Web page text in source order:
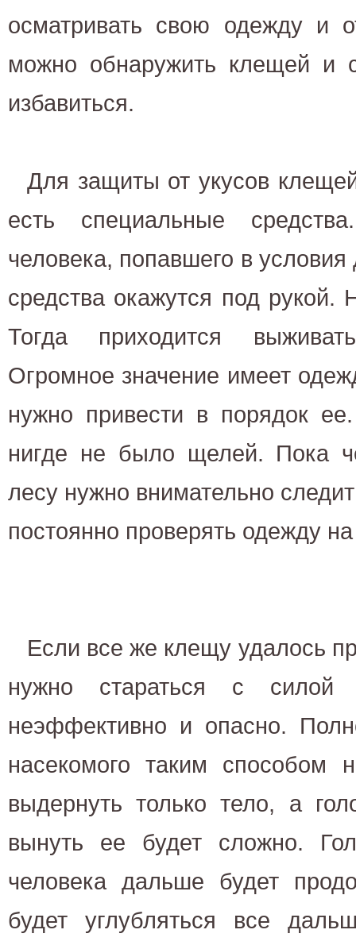
осматривать свою одежду и
можно обнаружить клещей и
избавиться.
Для защиты от укусов
есть специальные
человека, попавшего в
средства окажутся под рукой.
Тогда приходится
Огромное значение имеет
нужно привести в порядок
нигде не было щелей. Пока
лесу нужно внимательно
постоянно проверять одежду
Если все же клещу удалось
нужно стараться с силой
неэффективно и опасно.
насекомого таким способом
выдернуть только тело, а
вынуть ее будет сложно.
человека дальше будет
будет углубляться все